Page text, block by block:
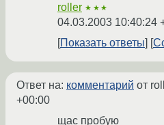
roller ★★★
04.03.2003 10:40:24
Показать ответы
Ответ на: комментарий от
+00:00
щас пробую